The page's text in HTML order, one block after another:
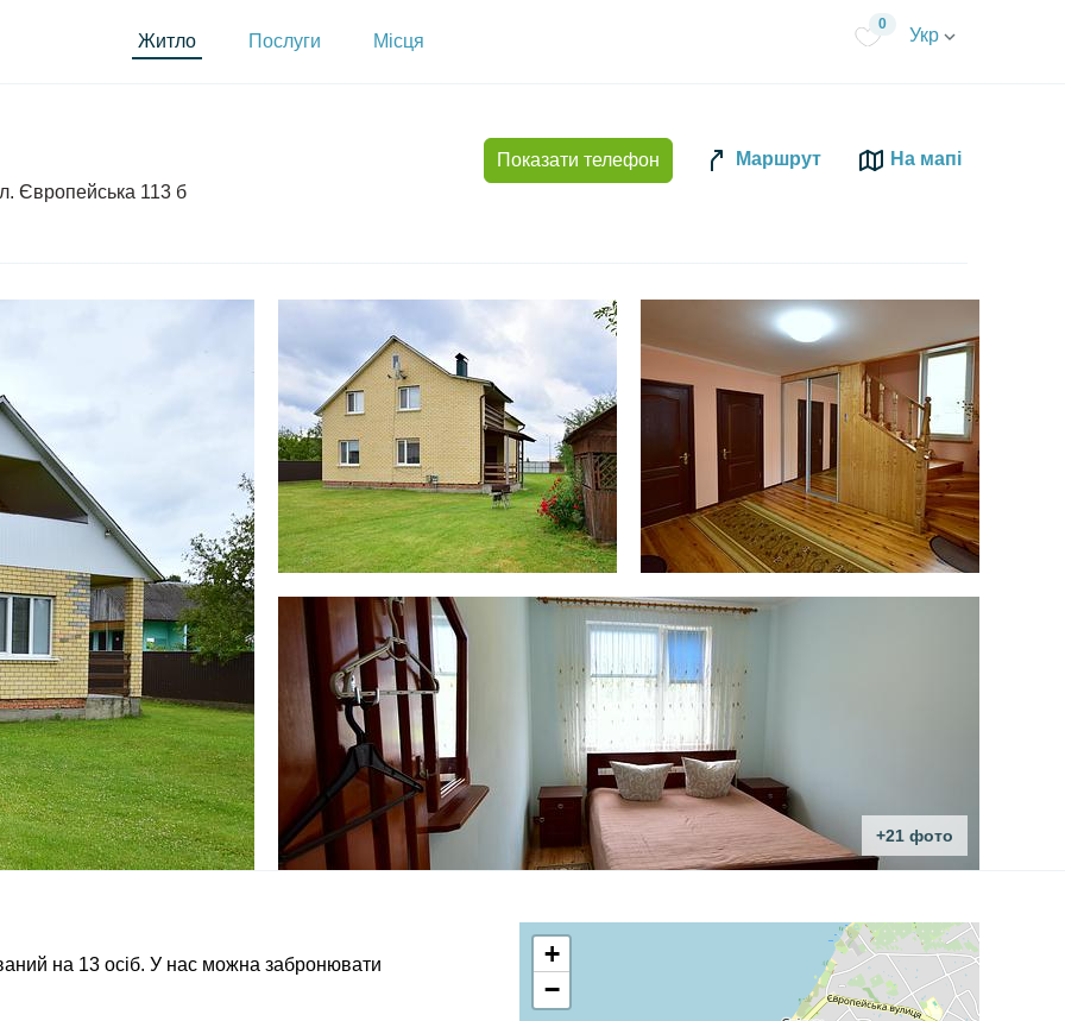
Житло Послуги Місця
0
Укр
Європейська 113 б
Показати телефон Маршрут На мапі
+21 фото
на 13 осіб. У нас можна забронювати
+
−